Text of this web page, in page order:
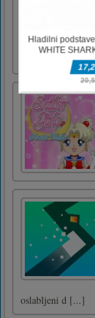
Udarite poljubne
oslabljeni d [...]